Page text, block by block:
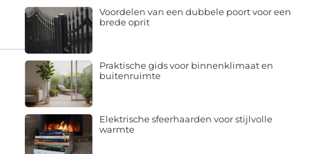
Voordelen van een dubbele poort voor een
brede oprit
Praktische gids voor binnenklimaat en
buitenruimte
Elektrische sfeerhaarden voor stijlvolle
warmte